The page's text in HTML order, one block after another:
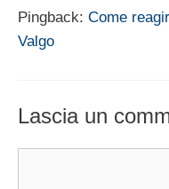
Pingback: Come
Valgo
Lascia un